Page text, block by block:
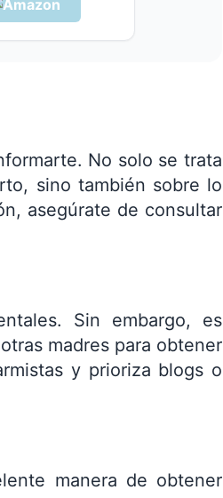
No solo se trata
sino también sobre lo
asegúrate de consultar
Sin embargo, es
madres para obtener
y prioriza blogs o
manera de obtener